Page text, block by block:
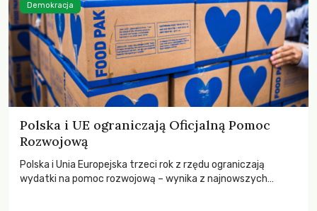
Polska i UE ograniczają Oficjalną Pomoc
Rozwojową
Polska i Unia Europejska trzeci rok z rzędu ograniczają
wydatki na pomoc rozwojową – wynika z najnowszych
Demokracja